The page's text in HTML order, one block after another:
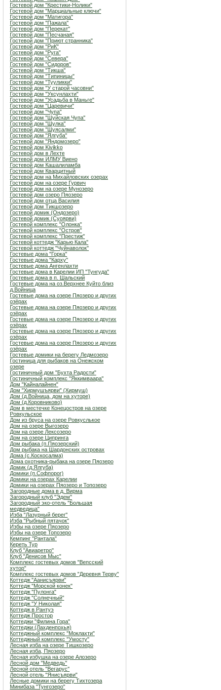
Гостевой дом "Крестики-Нолики"
Гостевой дом "Марциальные ключи"
Гостевой дом "Матигора"
Гостевой дом "Пажала"
Гостевой дом "Перекат"
Гостевой дом "Песчаная"
Гостевой дом "Приют странника"
Гостевой дом "РиК"
Гостевой дом "Руга"
Гостевой дом "Севера"
Гостевой дом "Сидоров"
Гостевой дом "Тикша"
Гостевой дом "Типиницы"
Гостевой дом "Тууликки"
Гостевой дом "У старой часовни"
Гостевой дом "Уксунлахти"
Гостевой дом "Усадьба в Маньге"
Гостевой дом "Царевичи"
Гостевой дом "Чупа"
Гостевой дом "Шуйская Чупа"
Гостевой дом "Шулка"
Гостевой дом "Шуясалми"
Гостевой дом "Ялгуба"
Гостевой дом "Яндомозеро"
Гостевой дом Kivikko
Гостевой дом в Лехте
Гостевой дом ИЛМУ Виено
Гостевой дом Кашалиламба
Гостевой дом Кварцитный
Гостевой дом на Михайловских озерах
Гостевой дом на озере Гурвич
Гостевой дом на озере Мунозеро
Гостевой дом озеро Пяозеро
Гостевой дом отца Василия
Гостевой дом Тикшозеро
Гостевой домик (Ондозеро)
Гостевой домик (Суоярви)
Гостевой комплекс "Олонка"
Гостевой комплекс "Остров"
Гостевой комплекс "Престиж"
Гостевой коттедж "Карью Кала"
Гостевой коттедж "Чуйнаволок"
Гостевые дома "Горка"
Гостевые дома "Карху"
Гостевые дома Ангенлахти
Гостевые дома в Карелии ИП "Тунгуда"
Гостевые дома в п. Шальский
Гостевые дома на оз.Верхнее Куйто близ
д.Войница
Гостевые дома на озере Пяозеро и других
озёрах
Гостевые дома на озере Пяозеро и других
озёрах
Гостевые дома на озере Пяозеро и других
озёрах
Гостевые дома на озере Пяозеро и других
озёрах
Гостевые дома на озере Пяозеро и других
озёрах
Гостевые домики на берегу Ледмозеро
Гостиница для рыбаков на Онежском
озере
Гостиничный дом "Бухта Радости"
Гостиничный комплекс "Яккимваара"
Дом "Кайналайнен"
Дом "Хирмушъярви" (Хирмуш)
Дом (д.Войница, дом на хуторе)
Дом (д.Коровниково)
Дом в местечке Конецостров на озере
Ровкульское
Дом из бруса на озере Ровкуслькое
Дом на озере Выгозеро
Дом на озере Лексозеро
Дом на озере Ципринга
Дом рыбака (п.Пяозерский)
Дом рыбака на Шардонских островах
Дома (с.Коскосалма)
Дома охотника-рыбака на озере Пяозеро
Домик (д.Ялгуба)
Домики (п.Софпорог)
Домики на озерах Карелии
Домики на озерах Пяозеро и Топозеро
Загородные дома в д. Вирма
Загородный клуб "Эдем"
Загородный эко-отель "Большая
медведица"
Изба "Лазурный берег"
Изба "Рыбный пятачок"
Избы на озере Пяозеро
Избы на озере Топозеро
Кемпинг "Рантала"
Кереть Тур
Клуб "Авиаретро"
Клуб "Денисов Мыс"
Комплекс гостевых домов "Вепсский
хутор"
Комплекс гостевых домов "Деревня Терву"
Коттедж "Аанисъярви"
Коттедж "Морской конек"
Коттедж "Пулонга"
Коттедж "Солнечный"
Коттедж "У Николая"
Коттедж в Рантуэ
Коттедж Простор
Коттеджи "Филина Гора"
Коттеджи (Лахденпохья)
Коттеджный комплекс "Мoклахти"
Коттеджный комплекс "Умосту"
Лесная изба на озере Тишкозеро
Лесная изба, Пяозеро
Лесная избушка на озере Алозеро
Лесной дом "Медведь"
Лесной отель "Вегарус"
Лесной отель "Янисъярви"
Лесные домики на берегу Тихтозера
Минибаза "Тунгозеро"